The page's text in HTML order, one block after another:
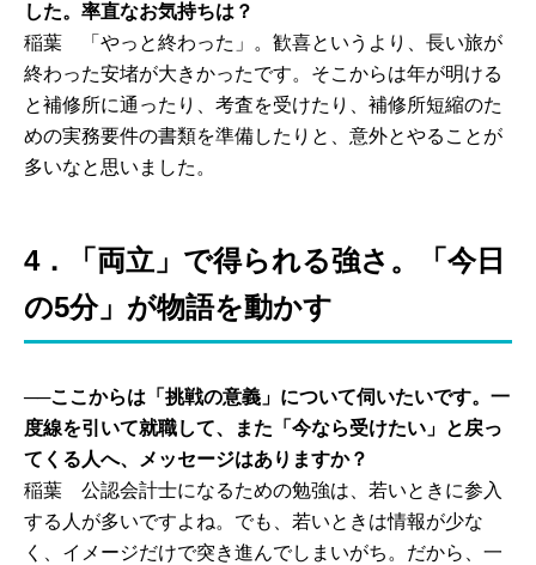
した。率直なお気持ちは？
稲葉 「やっと終わった」。歓喜というより、長い旅が
終わった安堵が大きかったです。そこからは年が明ける
と補修所に通ったり、考査を受けたり、補修所短縮のた
めの実務要件の書類を準備したりと、意外とやることが
多いなと思いました。
4．「両立」で得られる強さ。「今日
の5分」が物語を動かす
──ここからは「挑戦の意義」について伺いたいです。一
度線を引いて就職して、また「今なら受けたい」と戻っ
てくる人へ、メッセージはありますか？
稲葉 公認会計士になるための勉強は、若いときに参入
する人が多いですよね。でも、若いときは情報が少な
く、イメージだけで突き進んでしまいがち。だから、一